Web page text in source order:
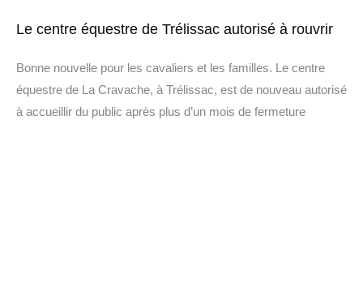
Le centre équestre de Trélissac autorisé à rouvrir
Bonne nouvelle pour les cavaliers et les familles. Le centre
équestre de La Cravache, à Trélissac, est de nouveau autorisé
à accueillir du public après plus d’un mois de fermeture